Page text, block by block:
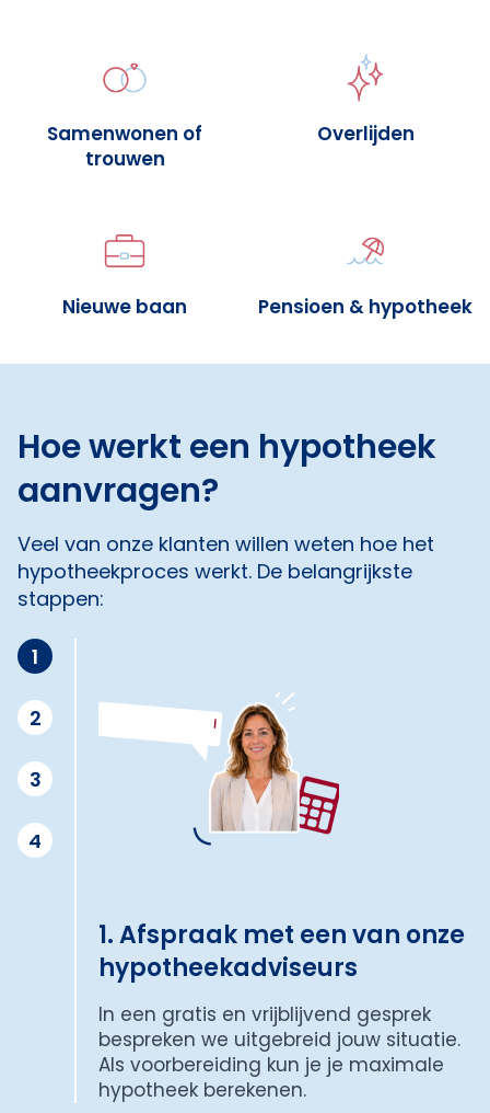
Samenwonen of
trouwen
Overlijden
Nieuwe baan Pensioen & hypotheek
Hoe werkt een hypotheek
aanvragen?
Veel van onze klanten willen weten hoe het
hypotheekproces werkt. De belangrijkste
stappen:
1
2
3
4
1. Afspraak met een van onze
hypotheekadviseurs
In een gratis en vrijblijvend gesprek
bespreken we uitgebreid jouw situatie.
Als voorbereiding kun je je maximale
hypotheek berekenen.